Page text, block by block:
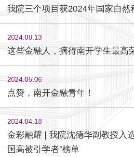
我院三个项目获2024年国家自然
2024.08.13
这些金融人，摘得南开学生最高
2024.05.06
点赞，南开金融青年！
2024.04.18
金彩融耀 | 我院沈德华副教授入
国高被引学者”榜单